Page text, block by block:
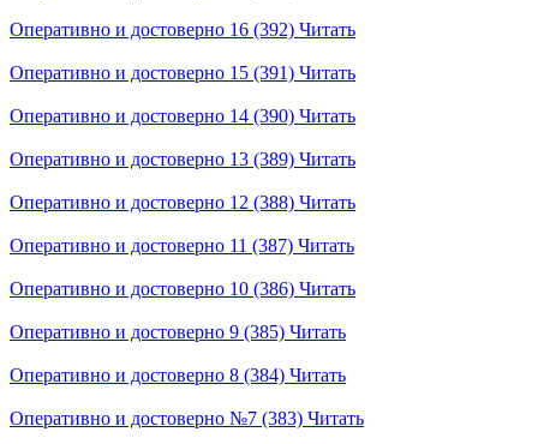
Оперативно и достоверно 16 (392) Читать
Оперативно и достоверно 15 (391) Читать
Оперативно и достоверно 14 (390) Читать
Оперативно и достоверно 13 (389) Читать
Оперативно и достоверно 12 (388) Читать
Оперативно и достоверно 11 (387) Читать
Оперативно и достоверно 10 (386) Читать
Оперативно и достоверно 9 (385) Читать
Оперативно и достоверно 8 (384) Читать
Оперативно и достоверно №7 (383) Читать